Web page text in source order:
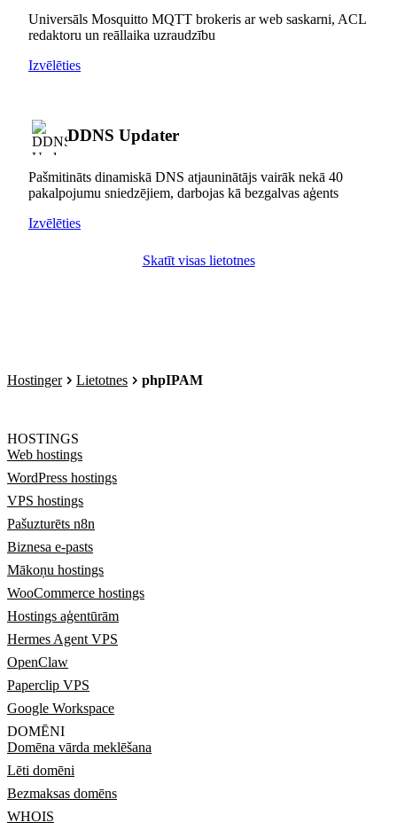
Universāls Mosquitto MQTT brokeris ar web saskarni, ACL
redaktoru un reāllaika uzraudzību
Izvēlēties
DDNS Updater
Pašmitināts dinamiskā DNS atjauninātājs vairāk nekā 40
pakalpojumu sniedzējiem, darbojas kā bezgalvas aģents
Izvēlēties
Skatīt visas lietotnes
Hostinger Lietotnes phpIPAM
HOSTINGS
Web hostings
WordPress hostings
VPS hostings
Pašuzturēts n8n
Biznesa e-pasts
Mākoņu hostings
WooCommerce hostings
Hostings aģentūrām
Hermes Agent VPS
OpenClaw
Paperclip VPS
Google Workspace
DOMĒNI
Domēna vārda meklēšana
Lēti domēni
Bezmaksas domēns
WHOIS